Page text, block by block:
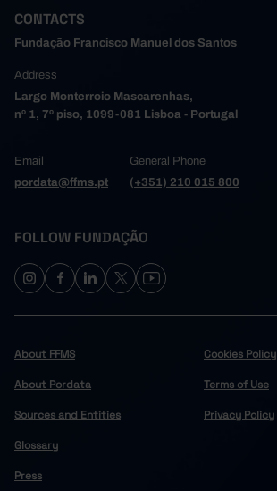
CONTACTS
Fundação Francisco Manuel dos Santos
Address
Largo Monterroio Mascarenhas,
nº 1, 7º piso, 1099-081 Lisboa - Portugal
Email
pordata@ffms.pt
General Phone
(+351) 210 015 800
FOLLOW FUNDAÇÃO
About FFMS
About Pordata
Sources and Entities
Glossary
Press
Cookies Policy
Terms of Use
Privacy Policy